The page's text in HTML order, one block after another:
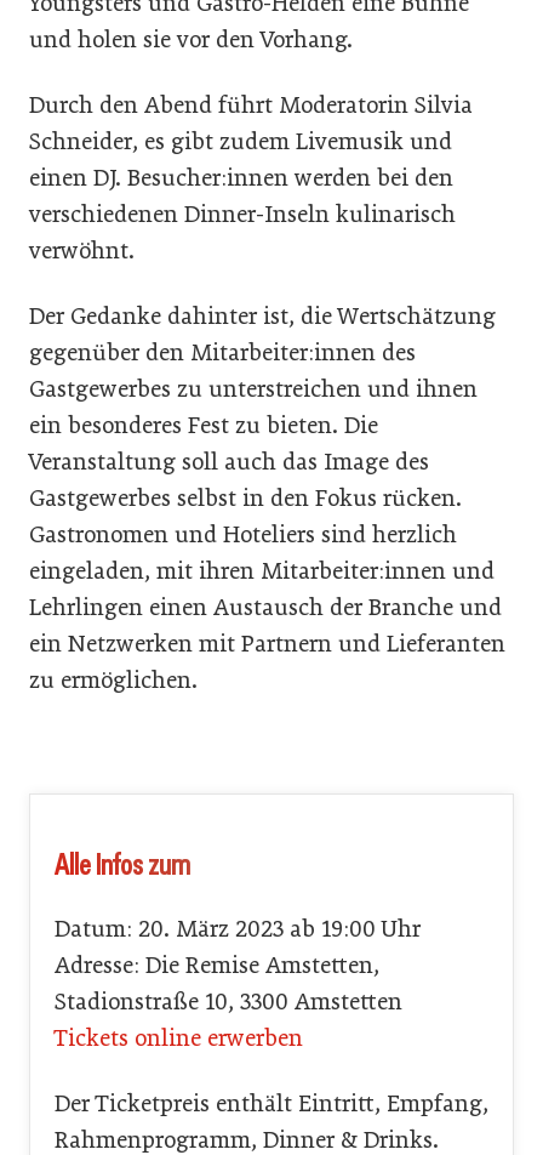
und holen sie vor den Vorhang.
Durch den Abend führt Moderatorin Silvia
Schneider, es gibt zudem Livemusik und
einen DJ. Besucher:innen werden bei den
verschiedenen Dinner-Inseln kulinarisch
verwöhnt.
Der Gedanke dahinter ist, die Wertschätzung
gegenüber den Mitarbeiter:innen des
Gastgewerbes zu unterstreichen und ihnen
ein besonderes Fest zu bieten. Die
Veranstaltung soll auch das Image des
Gastgewerbes selbst in den Fokus rücken.
Gastronomen und Hoteliers sind herzlich
eingeladen, mit ihren Mitarbeiter:innen und
Lehrlingen einen Austausch der Branche und
ein Netzwerken mit Partnern und Lieferanten
zu ermöglichen.
Alle Infos zum
Datum: 20. März 2023 ab 19:00 Uhr
Adresse: Die Remise Amstetten,
Stadionstraße 10, 3300 Amstetten
Tickets online erwerben
Der Ticketpreis enthält Eintritt, Empfang,
Rahmenprogramm, Dinner & Drinks.